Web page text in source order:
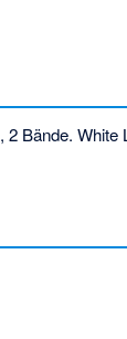
, 2 Bände. White